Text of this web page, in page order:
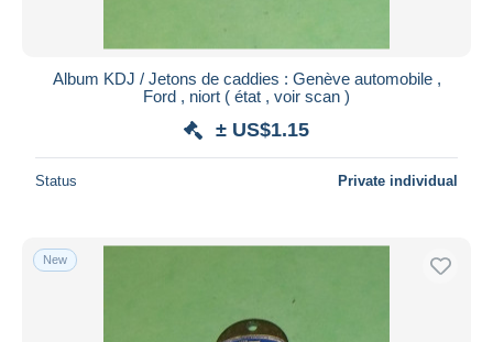
Album KDJ / Jetons de caddies : Genève automobile ,
Ford , niort ( état , voir scan )
± US$1.15
Status Private individual
New